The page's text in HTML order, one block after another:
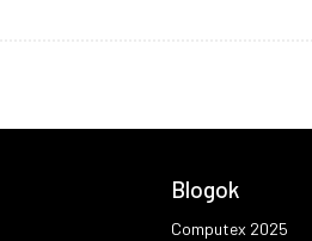
Blogok
Computex 2025